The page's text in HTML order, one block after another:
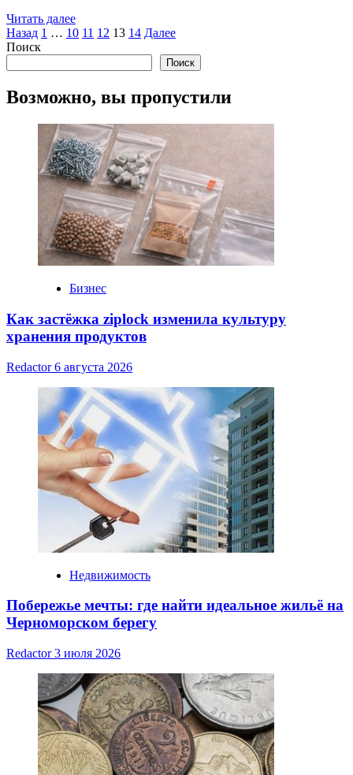
Читать далееRead
more
купли-
ипотека
новый
взгляд
на
привычные
процессы
Пагинация
записей
Назад 1 … 10 11 12 13 14 Далее
Поиск
Поиск
Возможно, вы пропустили
Бизнес
Как застёжка ziplock изменила культуру
хранения продуктов
Redactor6 августа 2026
Недвижимость
Побережье мечты: где найти идеальное жильё на
Черноморском берегу
Redactor3 июля 2026